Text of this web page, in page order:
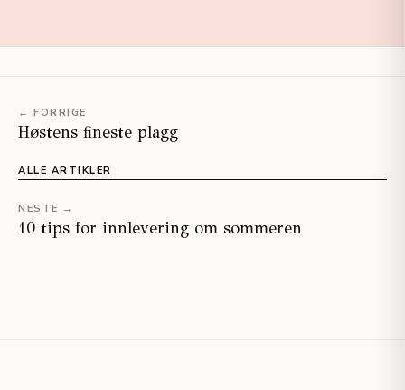
← FORRIGE
Høstens fineste plagg
ALLE ARTIKLER
NESTE →
10 tips for innlevering om sommeren